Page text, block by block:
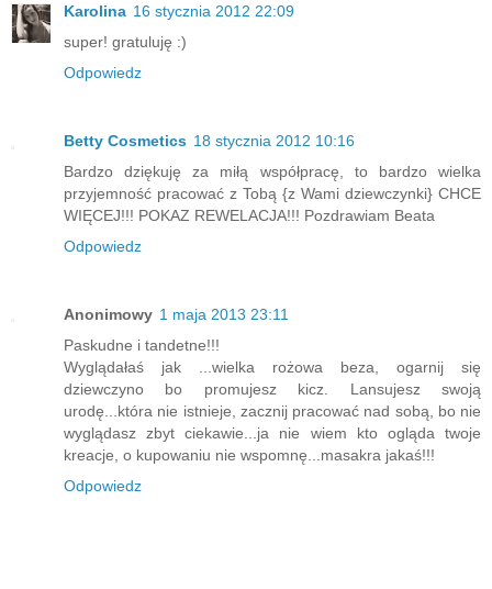
Karolina 16 stycznia 2012 22:09
super! gratuluję :)
Odpowiedz
Betty Cosmetics 18 stycznia 2012 10:16
Bardzo dziękuję za miłą współpracę, to bardzo wielka
przyjemność pracować z Tobą {z Wami dziewczynki} CHCE
WIĘCEJ!!! POKAZ REWELACJA!!! Pozdrawiam Beata
Odpowiedz
Anonimowy 1 maja 2013 23:11
Paskudne i tandetne!!!
Wyglądałaś jak ...wielka rożowa beza, ogarnij się
dziewczyno bo promujesz kicz. Lansujesz swoją
urodę...która nie istnieje, zacznij pracować nad sobą, bo nie
wyglądasz zbyt ciekawie...ja nie wiem kto ogląda twoje
kreacje, o kupowaniu nie wspomnę...masakra jakaś!!!
Odpowiedz